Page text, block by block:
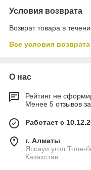
Условия возврата
Возврат товара в
Все условия возврата
О нас
Рейтинг не
Менее 5 отзывов
Работает с
г. Алматы
Яссауи угол Толе-
Казахстан